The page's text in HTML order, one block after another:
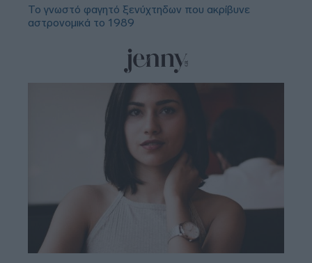
Το γνωστό φαγητό ξενύχτηδων που ακρίβυνε
αστρονομικά το 1989